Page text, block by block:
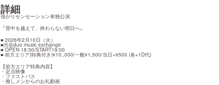
詳細
強がりセンセーション単独公演
『背中を越えて、終わらない明日へ』
■ 2026年2月10日（火）
■渋谷duo music exchange
■ OPEN 18:30/START19:00
■ 前方エリア(特典付き)¥10.,000/一般¥1,500/当日+¥500 (各+1D代)
【前方エリア特典内容】
・定点映像
・ファストパス
・推しメンからのお礼動画